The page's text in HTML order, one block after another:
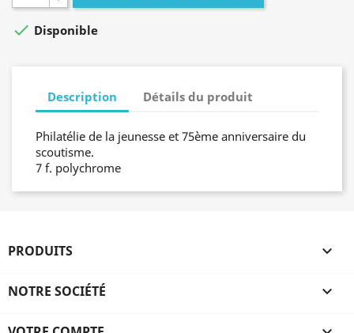
 Disponible
Description Détails du produit
Philatélie de la jeunesse et 75ème anniversaire du
scoutisme.
7 f. polychrome
PRODUITS 
NOTRE SOCIÉTÉ 